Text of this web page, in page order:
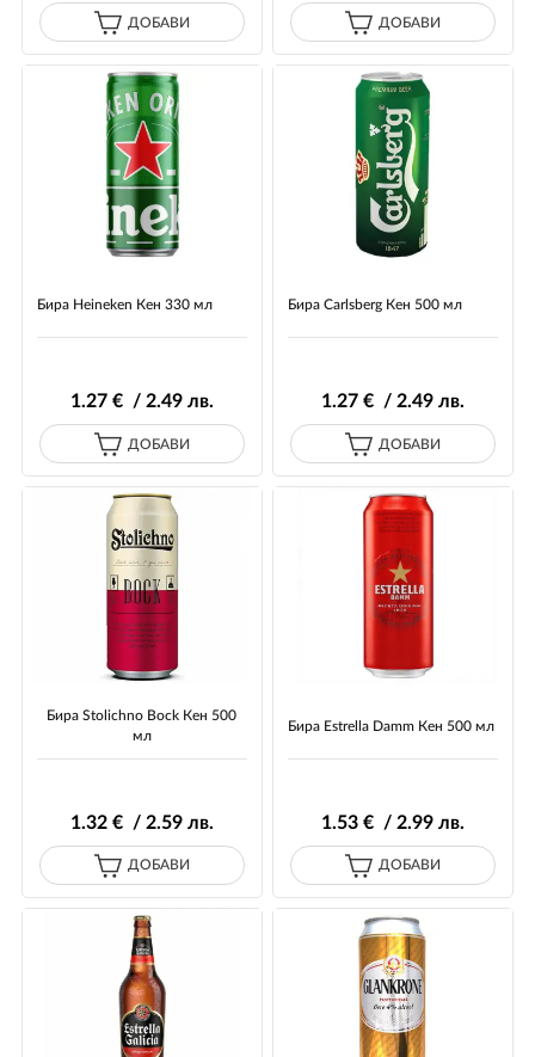
ДОБАВИ ДОБАВИ
Бира Heineken Кен 330 мл
1.27€ / 2.49лв.
ДОБАВИ
Бира Carlsberg Кен 500 мл
1.27 € / 2.49 лв.
ДОБАВИ
Бира Stolichno Bock Кен 500
мл
1.32€ / 2.59лв.
ДОБАВИ
Бира Estrella Damm Кен 500 мл
1.53 € / 2.99 лв.
ДОБАВИ